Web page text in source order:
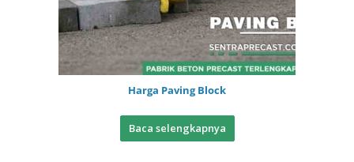
Harga Paving Block
Baca selengkapnya